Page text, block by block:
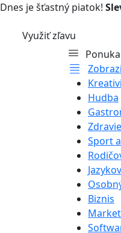
Dnes je šťastný piatok!
Využiť zľavu
Hudba
Sport
Biznis